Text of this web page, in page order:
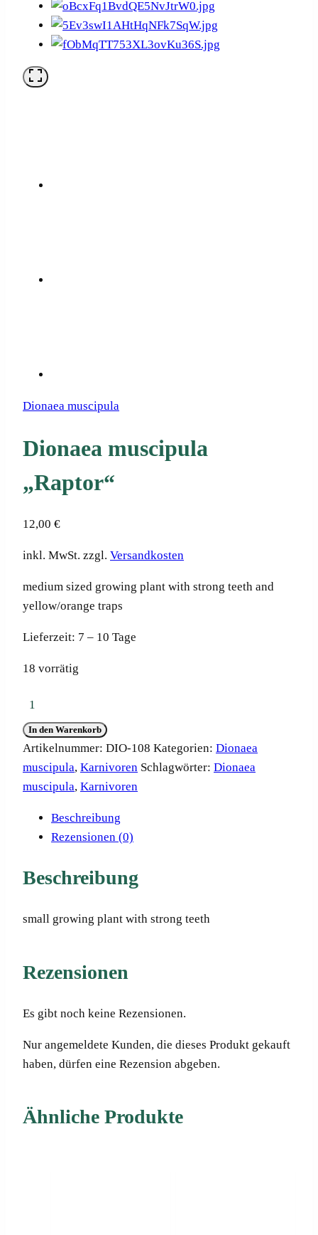
Dionaea muscipula
Dionaea muscipula
„Raptor“
12,00 €
inkl. MwSt. zzgl. Versandkosten
medium sized growing plant with strong teeth and
yellow/orange traps
Lieferzeit: 7 – 10 Tage
18 vorrätig
Dionaea
"Raptor"
In den Warenkorb
Artikelnummer: DIO-108 Kategorien: Dionaea
muscipula, Karnivoren Schlagwörter: Dionaea
muscipula, Karnivoren
Beschreibung
Rezensionen (0)
Beschreibung
small growing plant with strong teeth
Rezensionen
Es gibt noch keine Rezensionen.
Nur angemeldete Kunden, die dieses Produkt gekauft
haben, dürfen eine Rezension abgeben.
Ähnliche Produkte